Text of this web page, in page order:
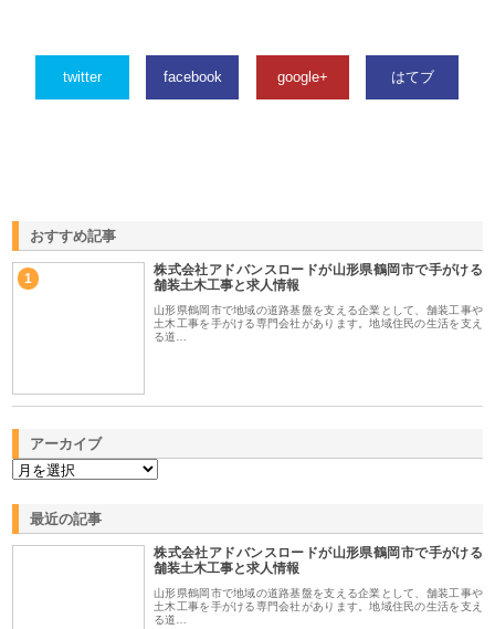
twitter facebook google+ はてブ
おすすめ記事
1
株式会社アドバンスロードが山形県鶴岡市で手がける
舗装土木工事と求人情報
山形県鶴岡市で地域の道路基盤を支える企業として、舗装工事や
土木工事を手がける専門会社があります。地域住民の生活を支え
る道…
アーカイブ
最近の記事
株式会社アドバンスロードが山形県鶴岡市で手がける
舗装土木工事と求人情報
山形県鶴岡市で地域の道路基盤を支える企業として、舗装工事や
土木工事を手がける専門会社があります。地域住民の生活を支え
る道…